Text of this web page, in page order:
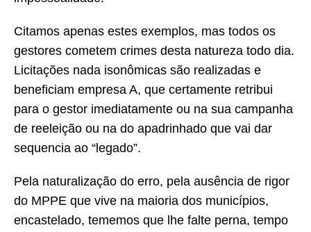
Citamos apenas estes exemplos, mas todos os
gestores cometem crimes desta natureza todo dia.
Licitações nada isonômicas são realizadas e
beneficiam empresa A, que certamente retribui
para o gestor imediatamente ou na sua campanha
de reeleição ou na do apadrinhado que vai dar
sequencia ao “legado”.
Pela naturalização do erro, pela ausência de rigor
do MPPE que vive na maioria dos municípios,
encastelado, tememos que lhe falte perna, tempo